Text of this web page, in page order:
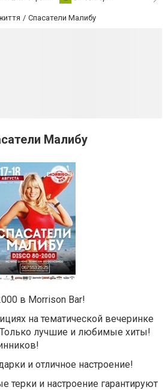
Спасатели Малибу
Малибу
в Morrison Bar!
на тематической вечеринке
Только лучшие и любимые хиты!
и отличное настроение!
терки и настроение гарантируют